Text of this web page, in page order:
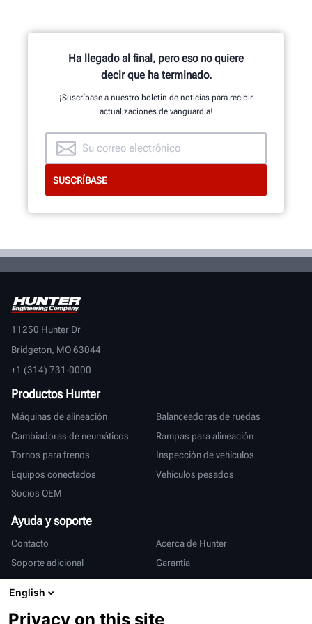
Ha llegado al final, pero eso no quiere
decir que ha terminado.
¡Suscríbase a nuestro boletín de noticias para recibir
actualizaciones de vanguardia!
11250 Hunter Dr
Bridgeton, MO 63044
+1 (314) 731-0000
Productos Hunter
Máquinas de alineación
Balanceadoras de ruedas
Cambiadoras de neumáticos
Rampas para alineación
Tornos para frenos
Inspección de vehículos
Equipos conectados
Vehículos pesados
Socios OEM
Ayuda y soporte
Contacto
Acerca de Hunter
Soporte adicional
Garantía
Internacional
Ventas y servicio
English
Privacy on this site